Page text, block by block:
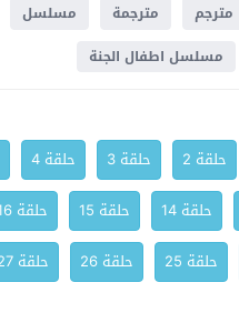
مترجم
مترجمة مسلسل
مسلسل اطفال الجنة
حلقة 2 حلقة 3 حلقة 4
حلقة 14 حلقة 15 حلقة 16
حلقة 25 حلقة 26 حلقة 27